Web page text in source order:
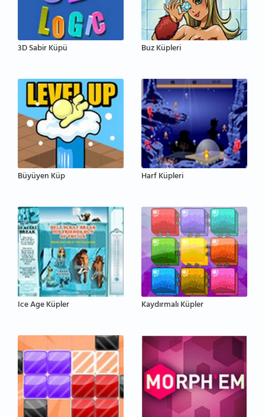
3D Sabir Küpü Buz Küpleri
Büyüyen Küp Harf Küpleri
Ice Age Küpler Kaydırmalı Küpler